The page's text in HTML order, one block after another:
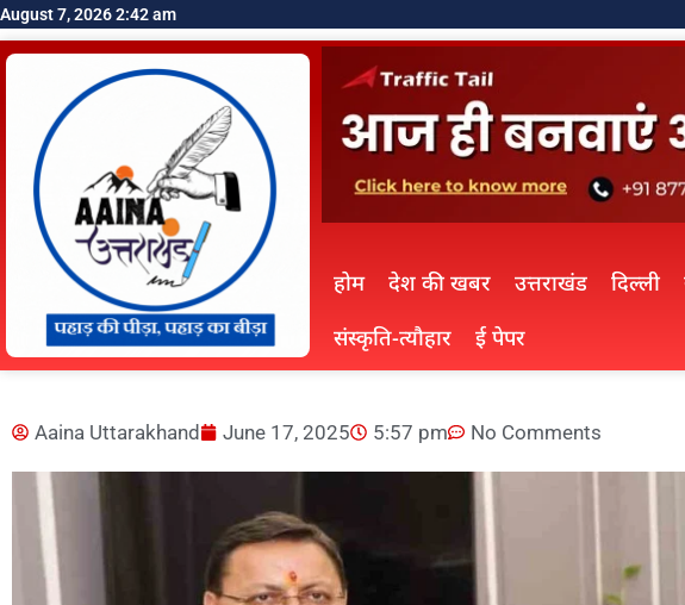
August 7, 2026 2:42 am
होम देश की खबर उत्तराखंड दिल्ली
संस्कृति-त्यौहार
ई पेपर
Aaina Uttarakhand June 17, 2025 5:57 pm No Comments